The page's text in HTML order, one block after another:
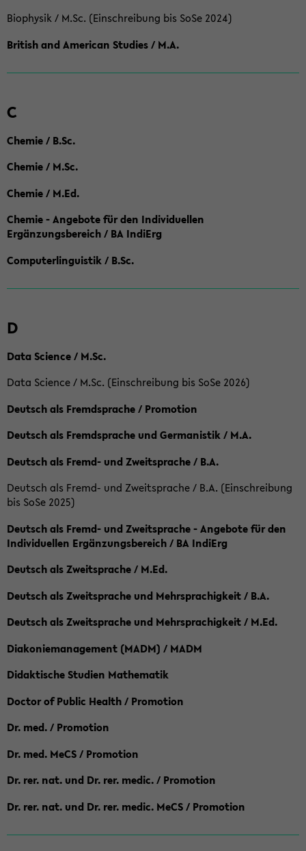
Biophysik / M.Sc. (Einschreibung bis SoSe 2024)
British and American Studies / M.A.
C
Chemie / B.Sc.
Chemie / M.Sc.
Chemie / M.Ed.
Chemie - Angebote für den Individuellen
Ergänzungsbereich / BA IndiErg
Computerlinguistik / B.Sc.
D
Data Science / M.Sc.
Data Science / M.Sc. (Einschreibung bis SoSe 2026)
Deutsch als Fremdsprache / Promotion
Deutsch als Fremdsprache und Germanistik / M.A.
Deutsch als Fremd- und Zweitsprache / B.A.
Deutsch als Fremd- und Zweitsprache / B.A. (Einschreibung
bis SoSe 2025)
Deutsch als Fremd- und Zweitsprache - Angebote für den
Individuellen Ergänzungsbereich / BA IndiErg
Deutsch als Zweitsprache / M.Ed.
Deutsch als Zweitsprache und Mehrsprachigkeit / B.A.
Deutsch als Zweitsprache und Mehrsprachigkeit / M.Ed.
Diakoniemanagement (MADM) / MADM
Didaktische Studien Mathematik
Doctor of Public Health / Promotion
Dr. med. / Promotion
Dr. med. MeCS / Promotion
Dr. rer. nat. und Dr. rer. medic. / Promotion
Dr. rer. nat. und Dr. rer. medic. MeCS / Promotion